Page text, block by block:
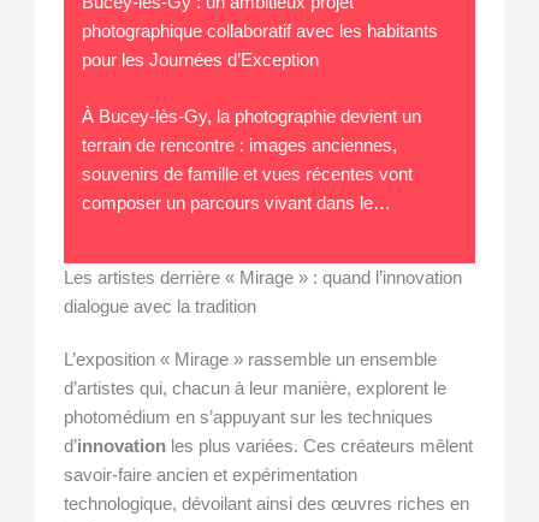
photographique collaboratif avec les habitants
pour les Journées d’Exception
À Bucey-lès-Gy, la photographie devient un
terrain de rencontre : images anciennes,
souvenirs de famille et vues récentes vont
composer un parcours vivant dans le…
Les artistes derrière « Mirage » : quand l’innovation
dialogue avec la tradition
L’exposition « Mirage » rassemble un ensemble
d’artistes qui, chacun à leur manière, explorent le
photomédium en s’appuyant sur les techniques
d’innovation les plus variées. Ces créateurs mêlent
savoir-faire ancien et expérimentation
technologique, dévoilant ainsi des œuvres riches en